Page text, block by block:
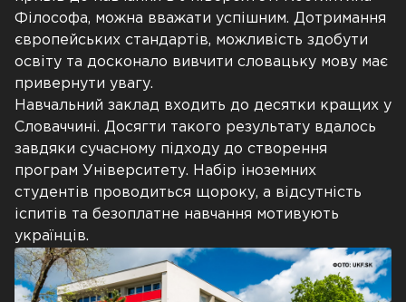
Філософа, можна вважати успішним. Дотримання
європейських стандартів, можливість здобути
освіту та досконало вивчити словацьку мову має
привернути увагу.
Навчальний заклад входить до десятки кращих у
Словаччині. Досягти такого результату вдалось
завдяки сучасному підходу до створення
програм Університету. Набір іноземних
студентів проводиться щороку, а відсутність
іспитів та безоплатне навчання мотивують
українців.